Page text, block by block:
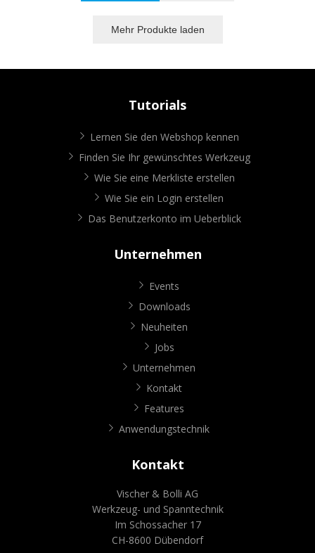
Mehr Produkte laden
Tutorials
Lernen Sie den Webshop kennen
Finden Sie Ihr gewünschtes Werkzeug
Wie Sie eine Merkliste erstellen
Wie Sie ein Login erstellen
Das Benutzerkonto im Ueberblick
Unternehmen
Events
Downloads
Neuheiten
Jobs
Unternehmen
Kontakt
Features
Anwendungstechnik
Kontakt
Vischer & Bolli AG
Werkzeug- und Spanntechnik
Im Schossacher 17
CH-8600 Dübendorf